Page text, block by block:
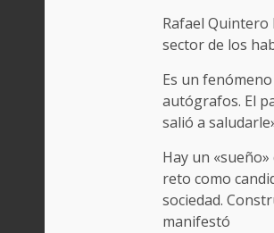
Rafael
sector de los
Es un
autógrafos. El
salió a
Hay un
reto como
sociedad.
manifestó